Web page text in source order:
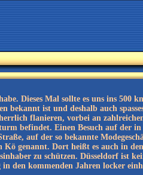
Dieses Mal sollte es uns ins 500
bekannt ist und deshalb auch
flanieren, vorbei an
befindet. Einen Besuch auf der in
auf der so bekannte
genannt. Dort heißt es auch in
zu schützen. Düsseldorf ist
den kommenden Jahren locker